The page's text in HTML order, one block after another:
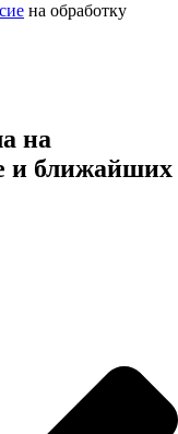
на обработку
на
и ближайших